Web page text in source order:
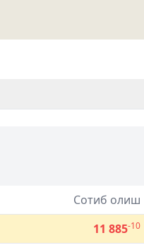
Сотиб олиш
11 885-10